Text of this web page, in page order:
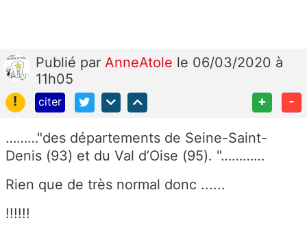
Publié par AnneAtole le 06/03/2020 à
11h05
!
citer + -
………"des départements de Seine-Saint-
Denis (93) et du Val d’Oise (95). "…………
Rien que de très normal donc ......
!!!!!!